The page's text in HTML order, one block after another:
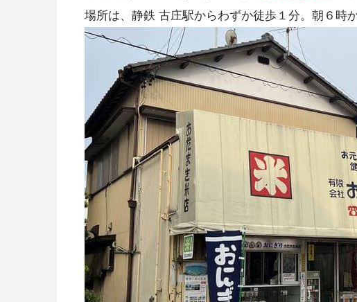
場所は、静鉄 古庄駅からわずか徒歩１分。朝６時